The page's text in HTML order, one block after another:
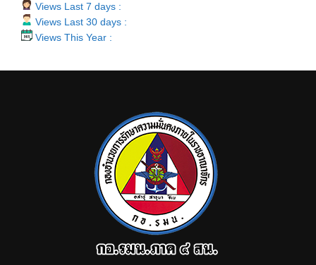
Views Last 7 days :
Views Last 30 days :
Views This Year :